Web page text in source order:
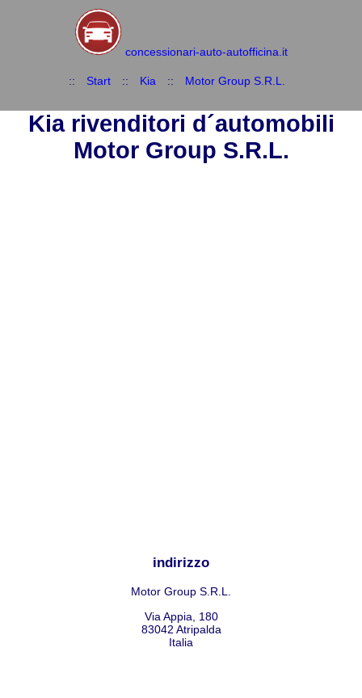
concessionari-auto-autofficina.it
:: Start :: Kia :: Motor Group S.R.L.
Kia rivenditori d´automobili
Motor Group S.R.L.
indirizzo
Motor Group S.R.L.
Via Appia, 180
83042 Atripalda
Italia